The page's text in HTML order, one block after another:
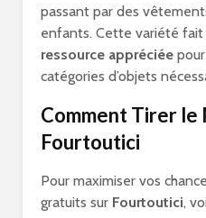
passant par des
enfants. Cette variété fait
ressource appréciée
catégories d’objets
Comment Tirer
Fourtoutici
Pour maximiser vos
gratuits sur Fourtoutici,